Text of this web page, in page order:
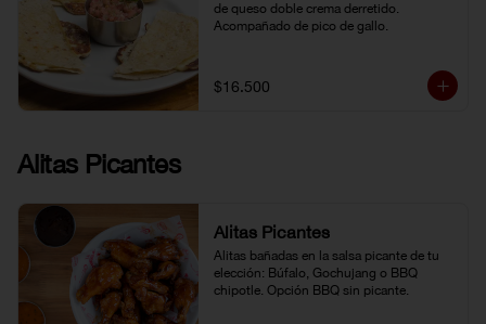
de queso doble crema derretido.
Acompañado de pico de gallo.
$16.500
Alitas Picantes
Alitas Picantes
Alitas bañadas en la salsa picante de tu
elección: Búfalo, Gochujang o BBQ
chipotle. Opción BBQ sin picante.